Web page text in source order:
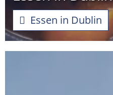
Essen in Dublin